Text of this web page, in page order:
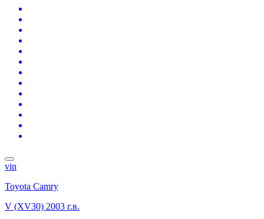
vin
Toyota Camry
V (XV30) 2003 г.в.